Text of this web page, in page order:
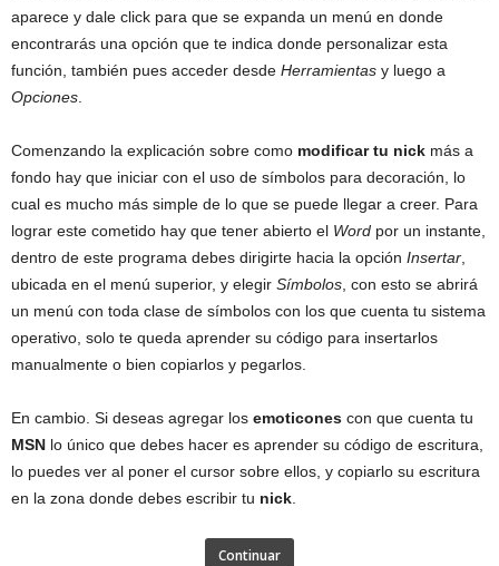
aparece y dale click para que se expanda un menú en donde
encontrarás una opción que te indica donde personalizar esta
función, también pues acceder desde Herramientas y luego a
Opciones
Comenzando la explicación sobre como modificar tu nick más a
fondo hay que iniciar con el uso de símbolos para decoración, lo
cual es mucho más simple de lo que se puede llegar a creer. Para
lograr este cometido hay que tener abierto el Word por un instante,
dentro de este programa debes dirigirte hacia la opción Insertar
ubicada en el menú superior, y elegir Símbolos , con esto se abrirá
un menú con toda clase de símbolos con los que cuenta tu sistema
operativo, solo te queda aprender su código para insertarlos
manualmente o bien copiarlos y pegarlos.
En cambio. Si deseas agregar los emoticones con que cuenta tu
MSN lo único que debes hacer es aprender su código de escritura,
lo puedes ver al poner el cursor sobre ellos, y copiarlo su escritura
en la zona donde debes escribir tu nick
Continuar